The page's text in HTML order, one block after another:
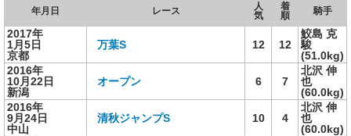
年月日 レース
人
気
着
順
騎手
2017年
1月5日
京都
万葉S 12 12
鮫島 克
駿
(51.0kg)
2016年
10月22日
新潟
オープン 6 7
北沢 伸
也
(60.0kg)
2016年
9月24日
中山
清秋ジャンプS 10 4
北沢 伸
也
(60.0kg)